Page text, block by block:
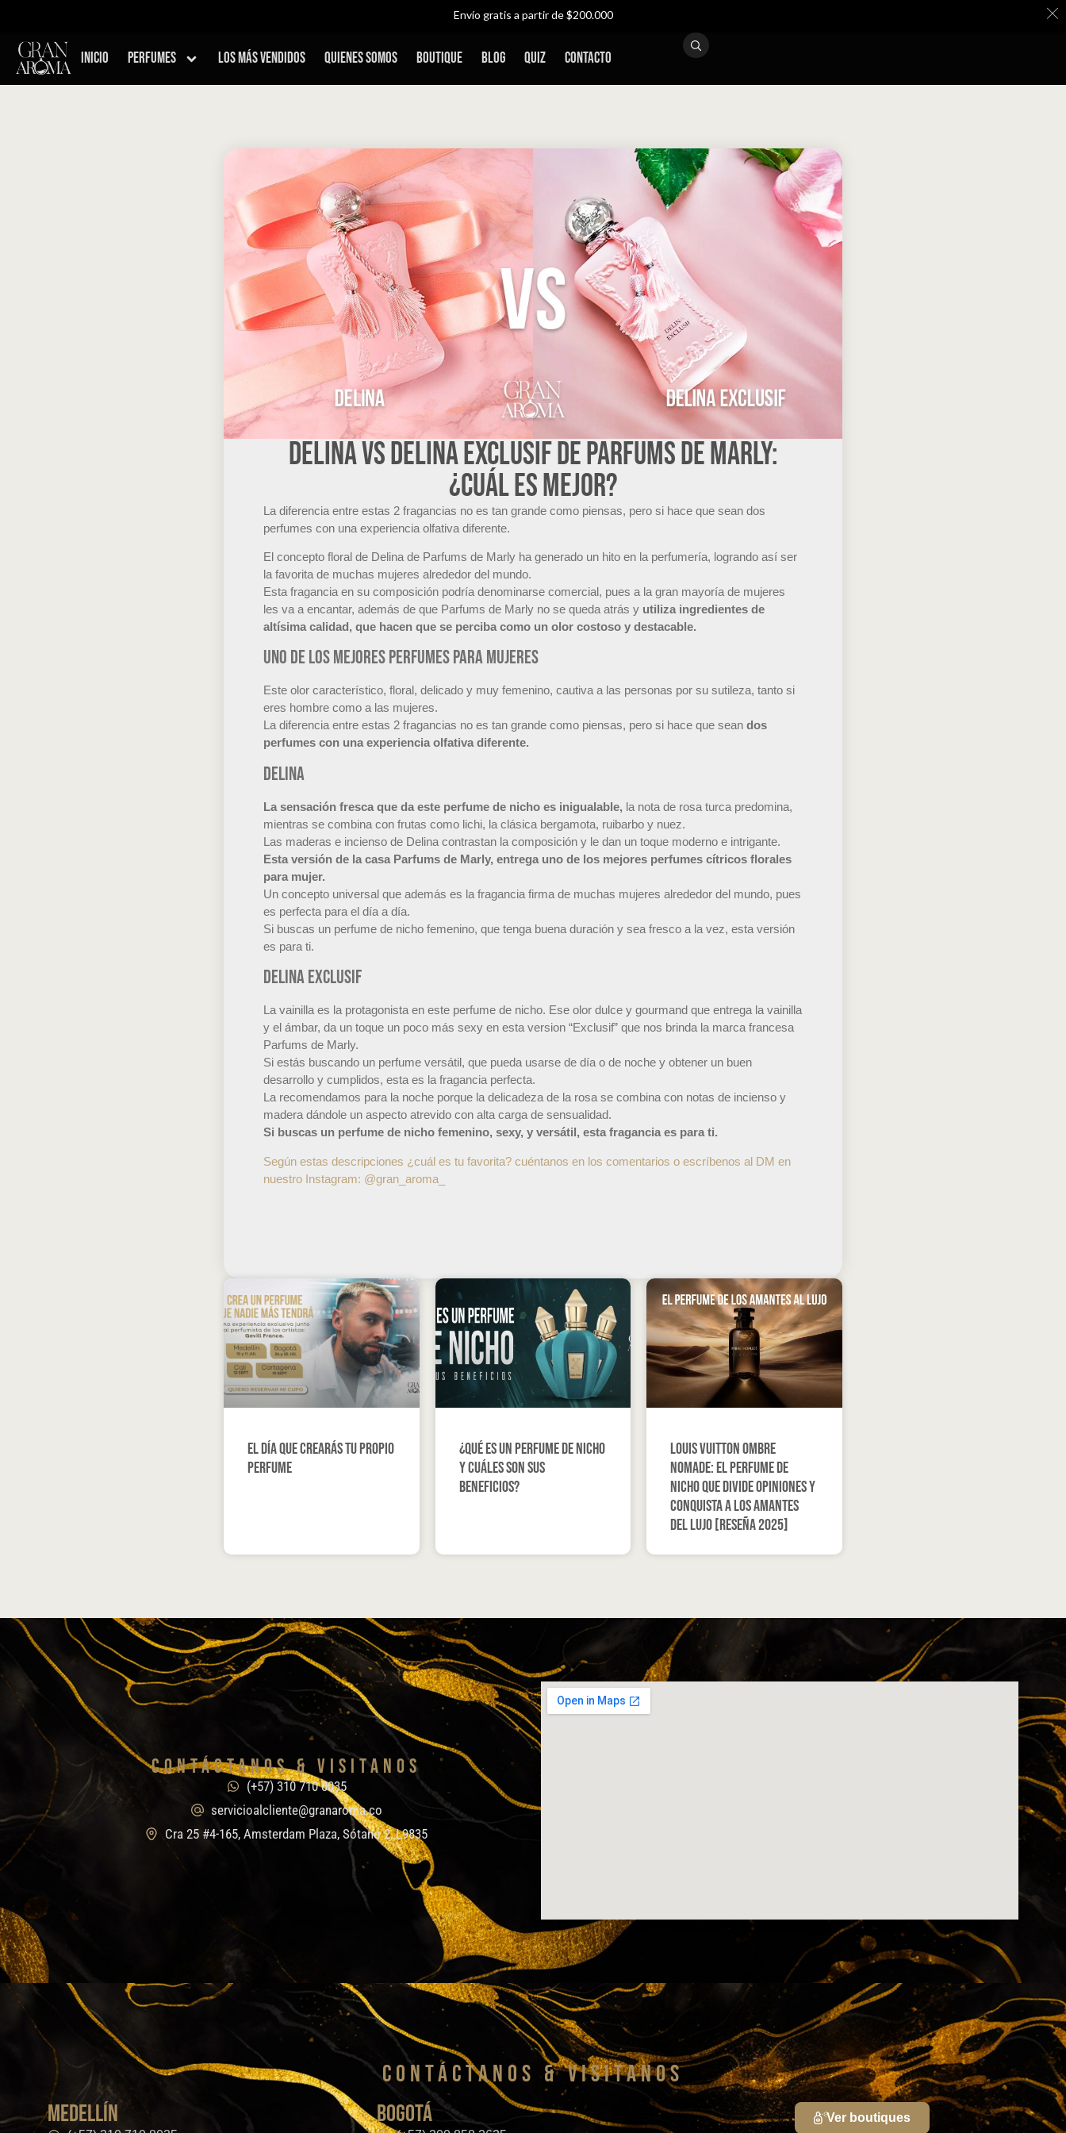
pedidos superiores a $200.000 ∙ Cuotas sin interés con Addi, Bancolombia y Sistecrédito ∙ Envío gratis por pedidos superiores a $200.000 ∙ Cuotas sin interés con Addi, Bancolombia y
Inicio Perfumes Los Más Vendidos Quienes Somos Boutique Blog QUIZ Contacto
Delina vs Delina Exclusif de Parfums de Marly:
¿Cuál es mejor?
La diferencia entre estas 2 fragancias no es tan grande como piensas, pero si hace que sean dos
perfumes con una experiencia olfativa diferente.
El concepto floral de Delina de Parfums de Marly ha generado un hito en la perfumería, logrando así ser
la favorita de muchas mujeres alrededor del mundo.
Esta fragancia en su composición podría denominarse comercial, pues a la gran mayoría de mujeres
les va a encantar, además de que Parfums de Marly no se queda atrás y utiliza ingredientes de
altísima calidad, que hacen que se perciba como un olor costoso y destacable.
Uno de los mejores perfumes para mujeres
Este olor característico, floral, delicado y muy femenino, cautiva a las personas por su sutileza, tanto si
eres hombre como a las mujeres.
La diferencia entre estas 2 fragancias no es tan grande como piensas, pero si hace que sean dos
perfumes con una experiencia olfativa diferente.
Delina
La sensación fresca que da este perfume de nicho es inigualable, la nota de rosa turca predomina,
mientras se combina con frutas como lichi, la clásica bergamota, ruibarbo y nuez.
Las maderas e incienso de Delina contrastan la composición y le dan un toque moderno e intrigante.
Esta versión de la casa Parfums de Marly, entrega uno de los mejores perfumes cítricos florales
para mujer.
Un concepto universal que además es la fragancia firma de muchas mujeres alrededor del mundo, pues
es perfecta para el día a día.
Si buscas un perfume de nicho femenino, que tenga buena duración y sea fresco a la vez, esta versión
es para ti.
Delina Exclusif
La vainilla es la protagonista en este perfume de nicho. Ese olor dulce y gourmand que entrega la vainilla
y el ámbar, da un toque un poco más sexy en esta version “Exclusif” que nos brinda la marca francesa
Parfums de Marly.
Si estás buscando un perfume versátil, que pueda usarse de día o de noche y obtener un buen
desarrollo y cumplidos, esta es la fragancia perfecta.
La recomendamos para la noche porque la delicadeza de la rosa se combina con notas de incienso y
madera dándole un aspecto atrevido con alta carga de sensualidad.
Si buscas un perfume de nicho femenino, sexy, y versátil, esta fragancia es para ti.
Según estas descripciones ¿cuál es tu favorita? cuéntanos en los comentarios o escríbenos al DM en
nuestro Instagram: @gran_aroma_
El día que crearás tu propio
perfume
¿Qué es un perfume de nicho
y cuáles son sus
beneficios?
Louis Vuitton Ombre
Nomade: el perfume de
nicho que divide opiniones y
conquista a los amantes
del lujo [Reseña 2025]
CONTáCTanos & VISITANOS
(+57) 310 710 8035
servicioalcliente@granaroma.co
Cra 25 #4-165, Amsterdam Plaza, Sótano 2, L9835
CONTáCTanos & VISITANOS
medellín
bogotá Ver boutiques
Envío gratis a partir de $200.000